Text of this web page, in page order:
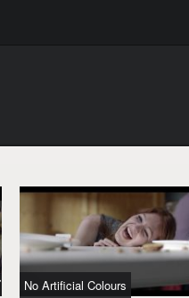
No Artificial Colours